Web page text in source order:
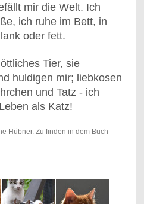
mir die Welt. Ich
ich ruhe im Bett, in
oder fett.
Tier, sie
huldigen mir; liebkosen
und Tatz - ich
als Katz!
Hübner. Zu finden in dem Buch